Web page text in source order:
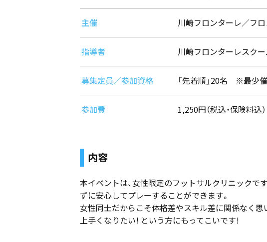
主催 川崎フロンターレ／フ
指導者 川崎フロンターレスク
募集定員／参加資格 「先着順」20名 ※最少
参加費 1,250円（税込・保険料込）
内容
本イベントは、女性限定のフットサルクリニックで
ずに安心してプレーすることができます。
女性同士だからこそ体格差やスキル差に関係なく
上手くなりたい! という方にもってこいです!